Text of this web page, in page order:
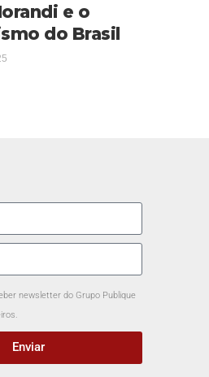
e o
do Brasil
newsletter do Grupo Publique
Enviar